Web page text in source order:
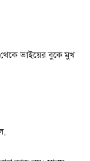
ভাইয়ের বুকে মুখ